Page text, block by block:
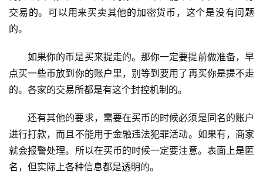
交易的。可以用来买卖其他的加密货币，这个是没有问题
的。
如果你的币是买来提走的。那你一定要提前做准备，早
点买一些币放到你的账户里，别等到要用了再买你是提不走
的。各家的交易所都是有这个封控机制的。
还有其他的要求，需要在买币的时候必须是同名的账户
进行打款，而且不能用于金融违法犯罪活动。如果有，商家
就会报警处理。所以在买币的时候一定要注意。表面上是匿
名，但实际上各种信息都是透明的。